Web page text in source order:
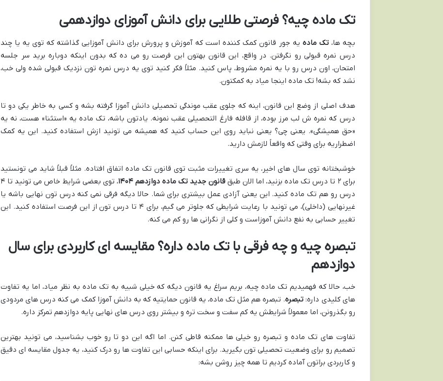
تک ماده چیه؟ فرصتی طلایی برای دانش آموزای دوازدهمی
بچه ها،تک ماده یه جور قانون کمک کننده است که آموزش و پرورش برای دانش آموزایی گذاشته که توی یه یا چند
درس نمره قبولی رو نگرفتن. در واقع، این قانون بهتون این فرصت رو می ده که بدون اینکه دوباره برید سر جلسه
امتحان، اون درس رو با یه نمره مشروط، پاس کنید. مثلاً فکر کنید توی یه درس نمره تون نزدیک قبولی شده ولی خب،
نشد که بشه! تک ماده اینجا میاد به کمکتون.
هدف اصلی از وضع این قانون، اینه که جلوی عقب موندگی تحصیلی دانش آموزا گرفته بشه و کسی به خاطر یکی دو تا
درس که نمره ش لب مرز بوده، از قافله فارغ التحصیلی عقب نمونه. یادتون باشه، تک ماده یه «استثنا» هست، نه یه
«حق همیشگی». یعنی چی؟ یعنی نباید روی این حساب کنید که همیشه می تونید ازش استفاده کنید. این یه کمک
اضطراریه برای وقتی که واقعاً لازمش دارید.
خوشبختانه توی سال های اخیر، یه سری تغییرات مثبت توی قانون تک ماده اتفاق افتاده. مثلاً قبلاً شاید می تونستید
برای ۲ تا درس تک ماده بزنید، اما الان طبق
قانون جدید تک ماده دوازدهم ۱۴۰۴
، توی بعضی شرایط خاص می تونید تا ۴
درس رو هم تک ماده کنید. این یعنی آزادی عمل بیشتری برای شما. حالا دیگه فرقی نمی کنه درس تون نهایی باشه یا
غیرنهایی (داخلی)، می تونید با رعایت شرایطی که جلوتر می گیم، برای ۴ تا درس تون از این فرصت استفاده کنید. این
تغییر حسابی به نفع دانش آموزاست و کلی از نگرانی ها رو کم می کنه.
تبصره چیه و چه فرقی با تک ماده داره؟ مقایسه ای کاربردی برای سال
دوازدهم
خب، حالا که فهمیدیم تک ماده چیه، بریم سراغ یه قانون دیگه که خیلی شبیه به تک ماده به نظر میاد، اما یه تفاوت
های کلیدی داره: تبصره. تبصره هم مثل تک ماده، یه قانون حمایتیه که به دانش آموزا کمک می کنه درس های مردودی
رو بگذرونن، اما معمولاً شرایطش یه کم سفت و سخت تره و بیشتر روی درس های نهایی پایه دوازدهم تمرکز داره.
تفاوت های تک ماده و تبصره رو خیلی ها ممکنه قاطی کنن. اما اگه این دو تا رو خوب بشناسید، می تونید بهترین
تصمیم رو برای وضعیت تحصیلی تون بگیرید. برای اینکه حسابی این تفاوت ها رو درک کنید، یه جدول مقایسه ای دقیق
و کاربردی براتون آماده کردیم تا همه چیز روشن بشه: